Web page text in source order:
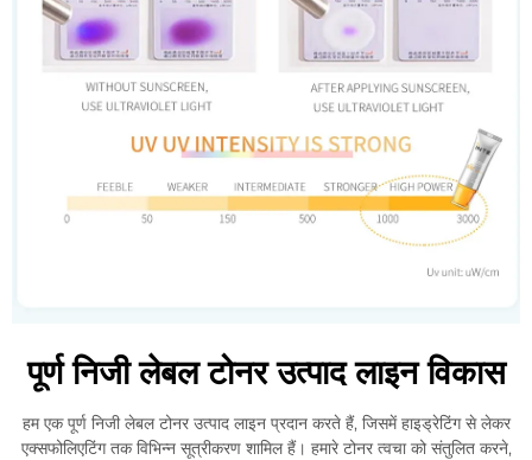
पूर्ण निजी लेबल टोनर उत्पाद लाइन विकास
हम एक पूर्ण निजी लेबल टोनर उत्पाद लाइन प्रदान करते हैं, जिसमें हाइड्रेटिंग से लेकर
एक्सफोलिएटिंग तक विभिन्न सूत्रीकरण शामिल हैं। हमारे टोनर त्वचा को संतुलित करने,